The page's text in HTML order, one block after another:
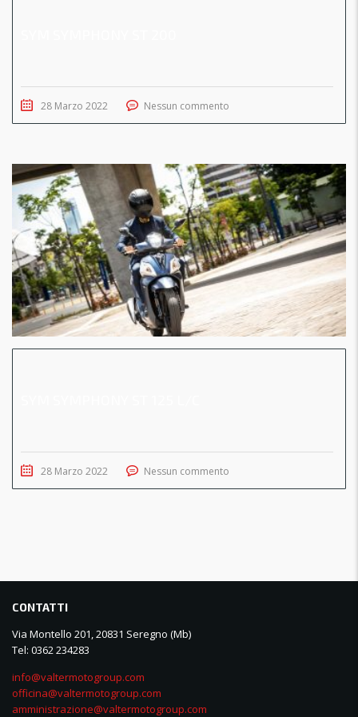
28 Marzo 2022 Nessun commento
28 Marzo 2022 Nessun commento
CONTATTI
Via Montello 201, 20831 Seregno (Mb)
Tel: 0362 234283
info@valtermotogroup.com
officina@valtermotogroup.com
amministrazione@valtermotogroup.com